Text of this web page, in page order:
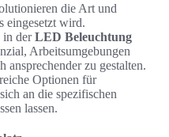
die Art und
eingesetzt wird.
in derLED Beleuchtung
Arbeitsumgebungen
ansprechender zu gestalten.
Optionen für
an die spezifischen
lassen.